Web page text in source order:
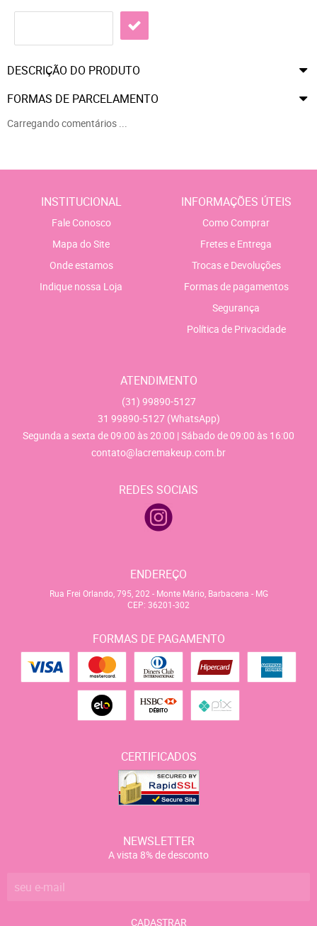
DESCRIÇÃO DO PRODUTO
FORMAS DE PARCELAMENTO
Carregando comentários ...
INSTITUCIONAL
Fale Conosco
Mapa do Site
Onde estamos
Indique nossa Loja
INFORMAÇÕES ÚTEIS
Como Comprar
Fretes e Entrega
Trocas e Devoluções
Formas de pagamentos
Segurança
Política de Privacidade
ATENDIMENTO
(31) 99890-5127
31 99890-5127 (WhatsApp)
Segunda a sexta de 09:00 às 20:00 | Sábado de 09:00 às 16:00
contato@lacremakeup.com.br
REDES SOCIAIS
ENDEREÇO
Rua Frei Orlando, 795, 202 - Monte Mário, Barbacena - MG
CEP: 36201-302
FORMAS DE PAGAMENTO
CERTIFICADOS
NEWSLETTER
A vista 8% de desconto
CADASTRAR